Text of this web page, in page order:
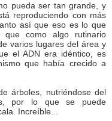
pueda ser tan grande, y
reproduciendo con más
así que eso es lo que
que como algo rutinario
varios lugares del área y
el ADN era idéntico, es
que había crecido a
árboles, nutriéndose del
por lo que se puede
Increíble...